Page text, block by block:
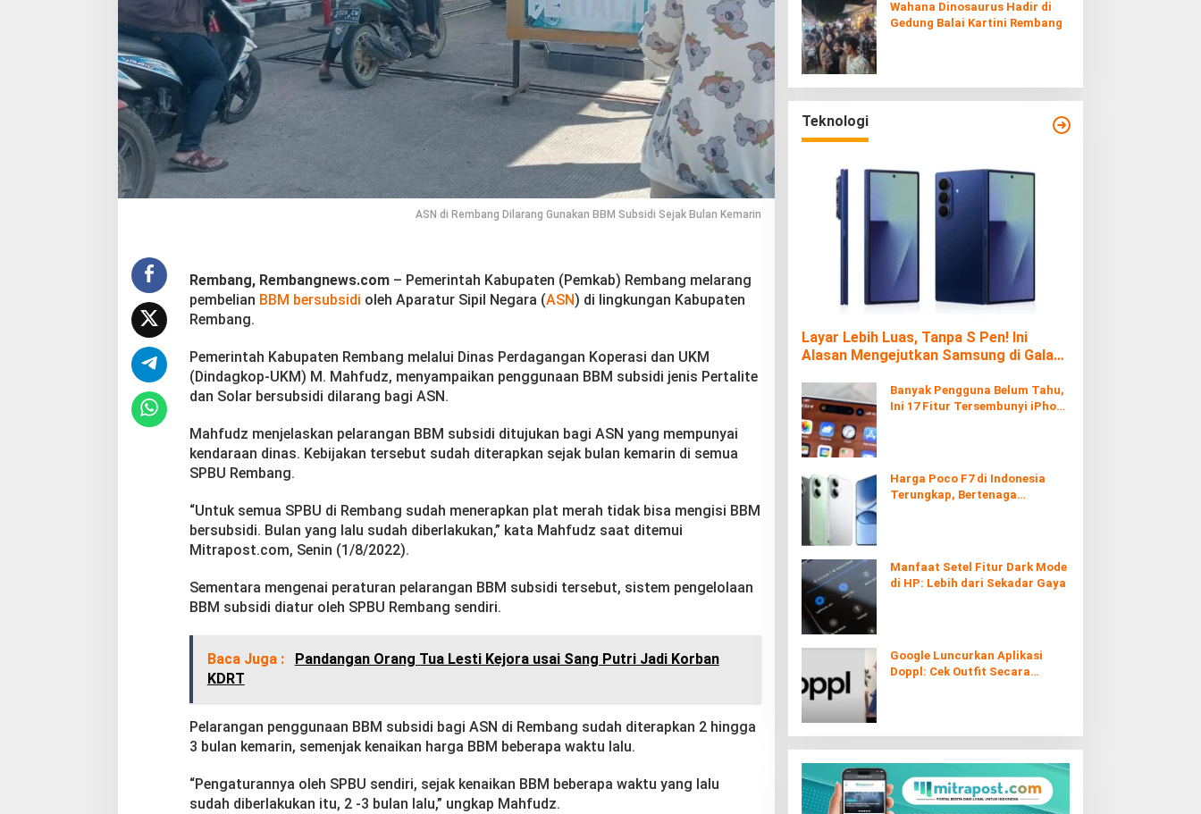
i
S
e
j
k
K
n
ASN di Rembang Dilarang Gunakan BBM Subsidi Sejak Bulan Kemarin
Rembang, Rembangnews.com– Pemerintah Kabupaten (Pemkab) Rembang melarang
pembelian BBM bersubsidi oleh Aparatur Sipil Negara (ASN) di lingkungan Kabupaten
Rembang.
Pemerintah Kabupaten Rembang melalui Dinas Perdagangan Koperasi dan UKM
(Dindagkop-UKM) M. Mahfudz, menyampaikan penggunaan BBM subsidi jenis Pertalite
dan Solar bersubsidi dilarang bagi ASN.
Mahfudz menjelaskan pelarangan BBM subsidi ditujukan bagi ASN yang mempunyai
kendaraan dinas. Kebijakan tersebut sudah diterapkan sejak bulan kemarin di semua
SPBU Rembang.
“Untuk semua SPBU di Rembang sudah menerapkan plat merah tidak bisa mengisi BBM
bersubsidi. Bulan yang lalu sudah diberlakukan,” kata Mahfudz saat ditemui
Mitrapost.com, Senin (1/8/2022).
Sementara mengenai peraturan pelarangan BBM subsidi tersebut, sistem pengelolaan
BBM subsidi diatur oleh SPBU Rembang sendiri.
Baca Juga :
Pandangan Orang Tua Lesti Kejora usai Sang Putri Jadi Korban
KDRT
Pelarangan penggunaan BBM subsidi bagi ASN di Rembang sudah diterapkan 2 hingga
3 bulan kemarin, semenjak kenaikan harga BBM beberapa waktu lalu.
“Pengaturannya oleh SPBU sendiri, sejak kenaikan BBM beberapa waktu yang lalu
sudah diberlakukan itu, 2 -3 bulan lalu,” ungkap Mahfudz.
Wahana Dinosaurus Hadir di
Gedung Balai Kartini Rembang
Teknologi
Layar Lebih Luas, Tanpa S Pen! Ini
Alasan Mengejutkan Samsung di Galaxy
Banyak Pengguna Belum Tahu,
Ini 17 Fitur Tersembunyi iPhone
Harga Poco F7 di Indonesia
Terungkap, Bertenaga
Manfaat Setel Fitur Dark Mode
di HP: Lebih dari Sekadar Gaya
Google Luncurkan Aplikasi
Doppl: Cek Outfit Secara